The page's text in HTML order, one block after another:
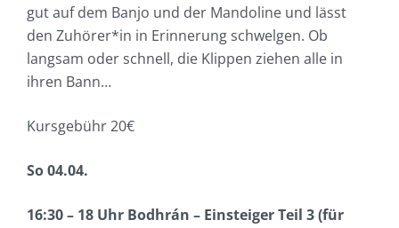
gut auf dem Banjo und der Mandoline und lässt
den Zuhörer*in in Erinnerung schwelgen. Ob
langsam oder schnell, die Klippen ziehen alle in
ihren Bann…
Kursgebühr 20€
So 04.04.
16:30 – 18 Uhr Bodhrán – Einsteiger Teil 3 (für